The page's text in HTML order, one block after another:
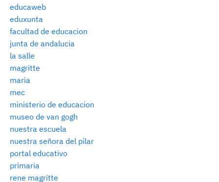
educaweb
eduxunta
facultad de educacion
junta de andalucia
la salle
magritte
maria
mec
ministerio de educacion
museo de van gogh
nuestra escuela
nuestra señora del pilar
portal educativo
primaria
rene magritte